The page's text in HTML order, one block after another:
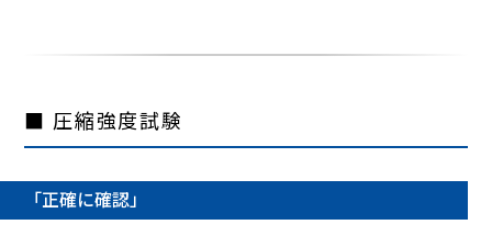
■ 圧縮強度試験
「正確に確認」